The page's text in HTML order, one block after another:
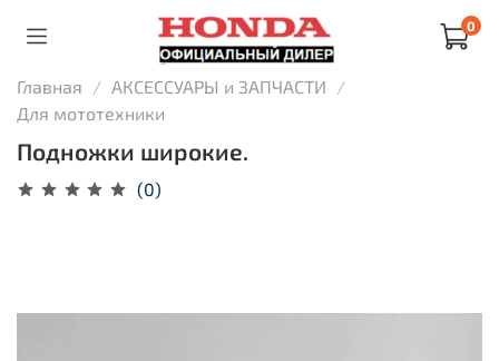
0
Главная
АКСЕССУАРЫ и ЗАПЧАСТИ
Для мототехники
Подножки широкие.
(0)